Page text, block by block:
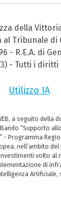
della
Tribunale di
R.E.A. di
- Tutti i
Utilizzo IA
WEB, a seguito
“Supporto
- Programma
nell’ambito del
volto al
di